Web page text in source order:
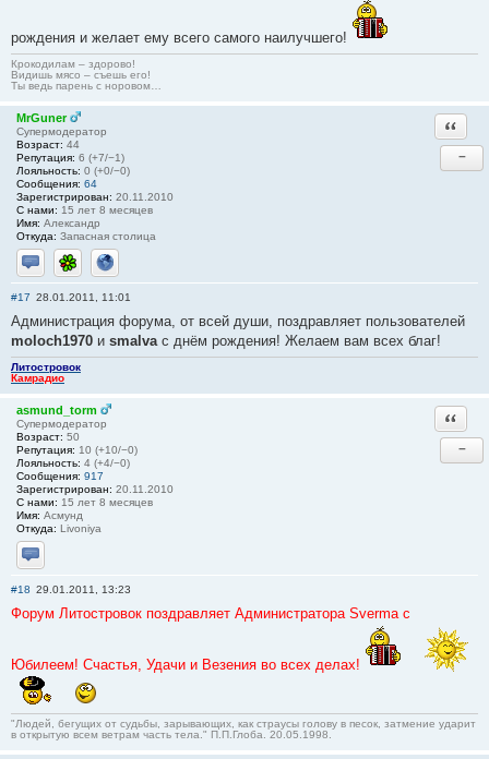
рождения и желает ему всего самого наилучшего!
Крокодилам – здорово!
Видишь мясо – съешь его!
Ты ведь парень с норовом…
MrGuner
Супермодератор
Возраст: 44
Репутация: 6 (+7/−1)
Лояльность: 0 (+0/−0)
Сообщения: 64
Зарегистрирован: 20.11.2010
С нами: 15 лет 8 месяцев
Имя: Александр
Откуда: Запасная столица
Отправить личное сообщение
ICQ Сайт
−
#17 28.01.2011, 11:01
Администрация форума, от всей души, поздравляет пользователей
moloch1970 и smalvaс днём рождения! Желаем вам всех благ!
Литостровок
Камрадио
asmund_torm
Супермодератор
Возраст: 50
Репутация: 10 (+10/−0)
Лояльность: 4 (+4/−0)
Сообщения: 917
Зарегистрирован: 20.11.2010
С нами: 15 лет 8 месяцев
Имя: Асмунд
Откуда: Livoniya
Отправить личное сообщение
−
#18 29.01.2011, 13:23
Форум Литостровок поздравляет Администратора Svermа с
Юбилеем! Счастья, Удачи и Везения во всех делах!
"Людей, бегущих от судьбы, зарывающих, как страусы голову в песок, затмение ударит
в открытую всем ветрам часть тела." П.П.Глоба. 20.05.1998.